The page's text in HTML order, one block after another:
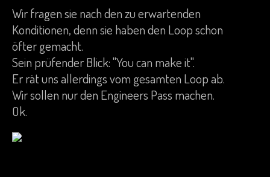
Wir fragen sie nach den zu erwartenden
Konditionen, denn sie haben den Loop schon
öfter gemacht.
Sein prüfender Blick: "You can make it".
Er rät uns allerdings vom gesamten Loop ab.
Wir sollen nur den Engineers Pass machen.
Ok.